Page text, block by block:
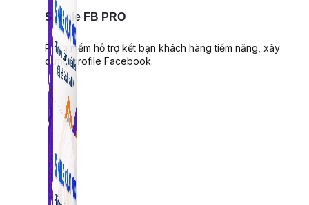
Simple FB PRO
Phần mềm hỗ trợ kết bạn khách hàng tiềm năng, xây
dựng profile Facebook.